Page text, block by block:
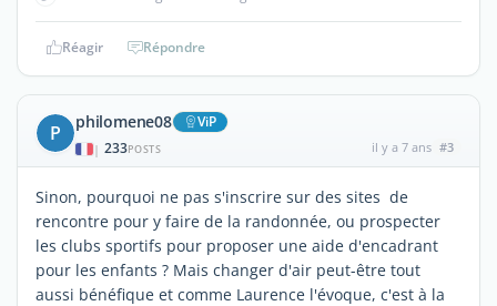
Réagir Répondre
P philomene08 ViP
| 233POSTS il y a 7 ans #3
Sinon, pourquoi ne pas s'inscrire sur des sites de
rencontre pour y faire de la randonnée, ou prospecter
les clubs sportifs pour proposer une aide d'encadrant
pour les enfants ? Mais changer d'air peut-être tout
aussi bénéfique et comme Laurence l'évoque, c'est à la